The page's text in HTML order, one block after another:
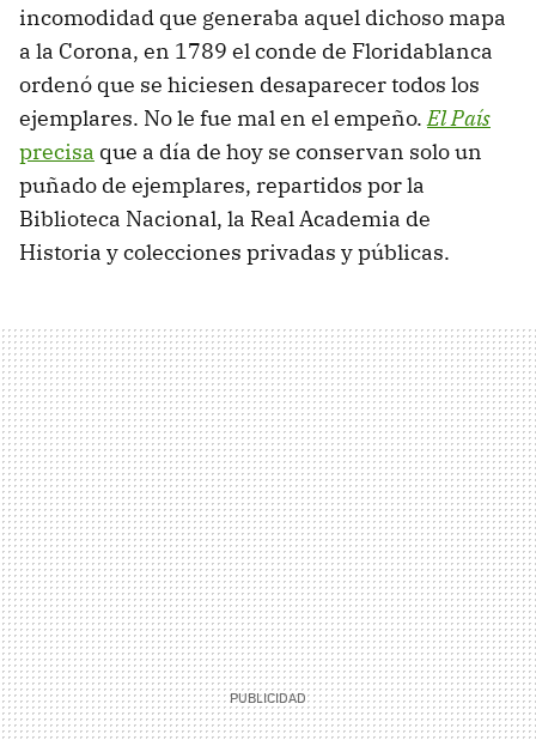
incomodidad que generaba aquel dichoso mapa
a la Corona, en 1789 el conde de Floridablanca
ordenó que se hiciesen desaparecer todos los
ejemplares. No le fue mal en el empeño.El País
precisa que a día de hoy se conservan solo un
puñado de ejemplares, repartidos por la
Biblioteca Nacional, la Real Academia de
Historia y colecciones privadas y públicas.